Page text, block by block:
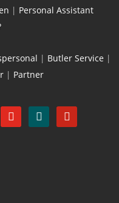
| Personal Assistant
| Butler Service |
| Partner
youtube xing pinterest